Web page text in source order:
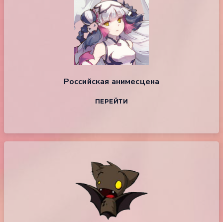
Российская анимесцена
ПЕРЕЙТИ